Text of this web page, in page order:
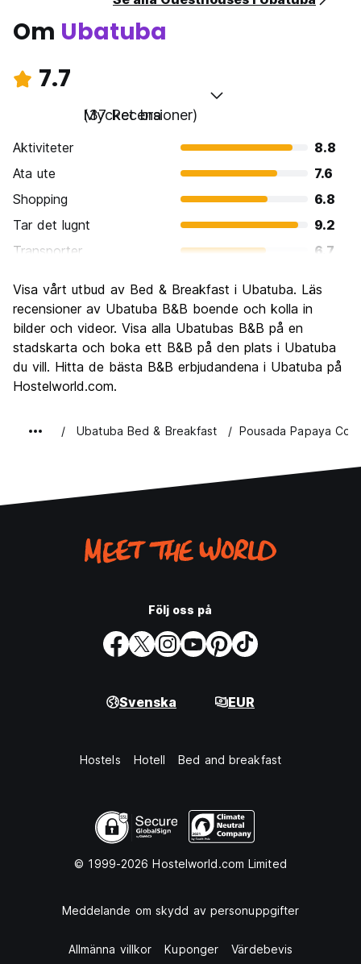
Om Ubatuba
7.7
Mycket bra
(37 Recensioner)
Aktiviteter
8.8
Ata ute
7.6
Shopping
6.8
Tar det lugnt
9.2
Transporter
6.7
Kultur
Festa
Värde för pengarna
8.3
Visa vårt utbud av Bed & Breakfast i Ubatuba. Läs
recensioner av Ubatuba B&B boende och kolla in
bilder och videor. Visa alla Ubatubas B&B på en
stadskarta och boka ett B&B på den plats i Ubatuba
du vill. Hitta de bästa B&B erbjudandena i Ubatuba på
Hostelworld.com.
Ubatuba Bed & Breakfast Pousada Papaya
Följ oss på
Svenska EUR
Hostels Hotell Bed and breakfast
© 1999-2026 Hostelworld.com Limited
Meddelande om skydd av personuppgifter
Allmänna villkor Kuponger Värdebevis